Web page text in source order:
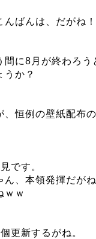
んばんは、だがね
間に8月が終わろう
うか？
、恒例の壁紙配布
です。
ん、本領発揮だが
ｗｗ
更新するがね。